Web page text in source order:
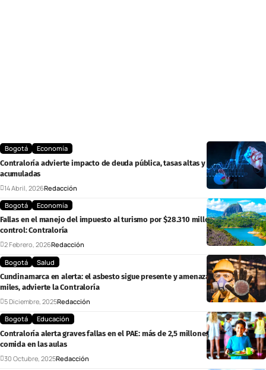
Bogotá
Economía
Contraloría advierte impacto de deuda pública, tasas altas y cargas
acumuladas
14 Abril, 2026Redacción
Bogotá
Economía
Fallas en el manejo del impuesto al turismo por $28.310 millones y falta de
control: Contraloría
2 Febrero, 2026Redacción
Bogotá
Salud
Cundinamarca en alerta: el asbesto sigue presente y amenaza la salud de
miles, advierte la Contraloría
5 Diciembre, 2025Redacción
Bogotá
Educación
Contraloría alerta graves fallas en el PAE: más de 2,5 millones de niños sin
comida en las aulas
30 Octubre, 2025Redacción